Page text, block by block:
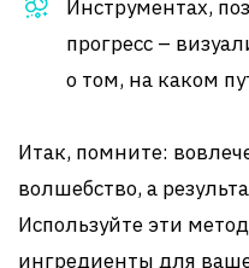
Инструментах,
прогресс –
о том, на каком
Итак, помните:
волшебство, а
Используйте эти
ингредиенты для